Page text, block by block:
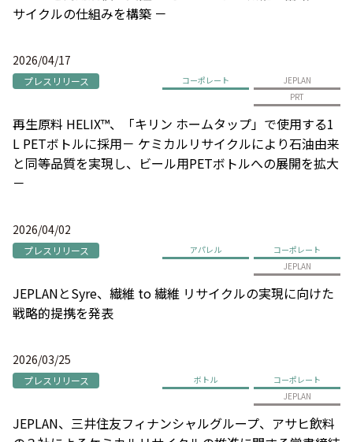
サイクルの仕組みを構築 －
2026/04/17
プレスリリース コーポレート
JEPLAN
PRT
再生原料 HELIX™、「キリン ホームタップ」で使用する1
L PETボトルに採用－ ケミカルリサイクルにより石油由来
と同等品質を実現し、ビール用PETボトルへの展開を拡大
－
2026/04/02
プレスリリース アパレル
コーポレート
JEPLAN
JEPLANとSyre、繊維 to 繊維 リサイクルの実現に向けた
戦略的提携を発表
2026/03/25
プレスリリース ボトル
コーポレート
JEPLAN
JEPLAN、三井住友フィナンシャルグループ、アサヒ飲料